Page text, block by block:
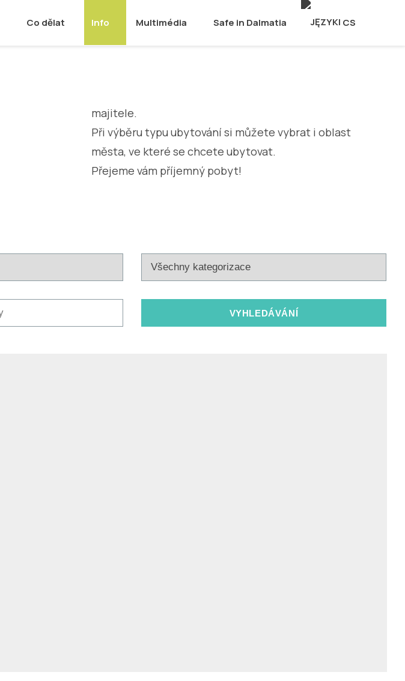
Co dělat Info Multimédia Safe in Dalmatia CS
majitele.
Při výběru typu ubytování si můžete vybrat i oblast
města, ve které se chcete ubytovat.
Přejeme vám příjemný pobyt!